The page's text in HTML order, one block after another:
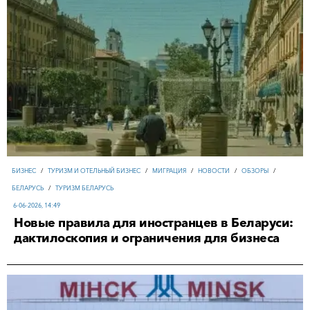
БИЗНЕС / ТУРИЗМ И ОТЕЛЬНЫЙ БИЗНЕС / МИГРАЦИЯ / НОВОСТИ / ОБЗОРЫ /
БЕЛАРУСЬ / ТУРИЗМ БЕЛАРУСЬ
6-06-2026, 14:49
Новые правила для иностранцев в Беларуси:
дактилоскопия и ограничения для бизнеса